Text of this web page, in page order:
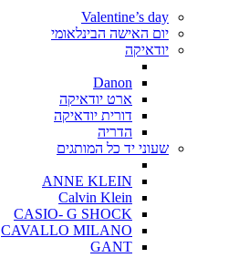
Valentine’s day
יום האישה הבינלאומי
יודאיקה
Danon
ארט יודאיקה
דורית יודאיקה
הדריה
שעוני יד כל המותגים
ANNE KLEIN
Calvin Klein
CASIO- G SHOCK
CAVALLO MILANO
GANT